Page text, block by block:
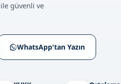
güvenli ve
WhatsApp'tan Yazın